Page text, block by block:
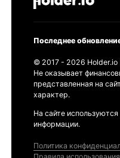
Последнее
© 2017 - 2026
Не оказывает
представленная на
характер.
На сайте
информации.
Политика